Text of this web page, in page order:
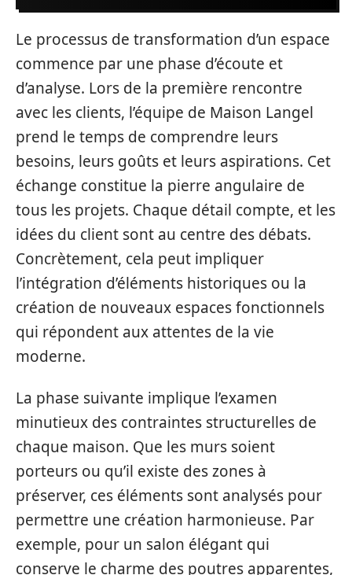
Le processus de transformation d’un espace
commence par une phase d’écoute et
d’analyse. Lors de la première rencontre
avec les clients, l’équipe de Maison Langel
prend le temps de comprendre leurs
besoins, leurs goûts et leurs aspirations. Cet
échange constitue la pierre angulaire de
tous les projets. Chaque détail compte, et les
idées du client sont au centre des débats.
Concrètement, cela peut impliquer
l’intégration d’éléments historiques ou la
création de nouveaux espaces fonctionnels
qui répondent aux attentes de la vie
moderne.
La phase suivante implique l’examen
minutieux des contraintes structurelles de
chaque maison. Que les murs soient
porteurs ou qu’il existe des zones à
préserver, ces éléments sont analysés pour
permettre une création harmonieuse. Par
exemple, pour un salon élégant qui
conserve le charme des poutres apparentes,